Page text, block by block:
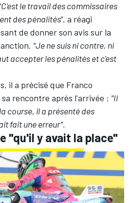
le travail des commissaires
des pénalités", a réagi
de donner son avis sur la
"Je ne suis ni contre, ni
accepter les pénalités et c'est
il a précisé que Franco
rencontre après l'arrivée : "Il
course, il a présenté des
fait une erreur".
"qu'il y avait la place"